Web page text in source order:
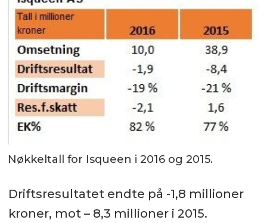
Nøkkeltall for Isqueen i 2016 og 2015.
Driftsresultatet endte på -1,8 millioner
kroner, mot – 8,3 millioner i 2015.